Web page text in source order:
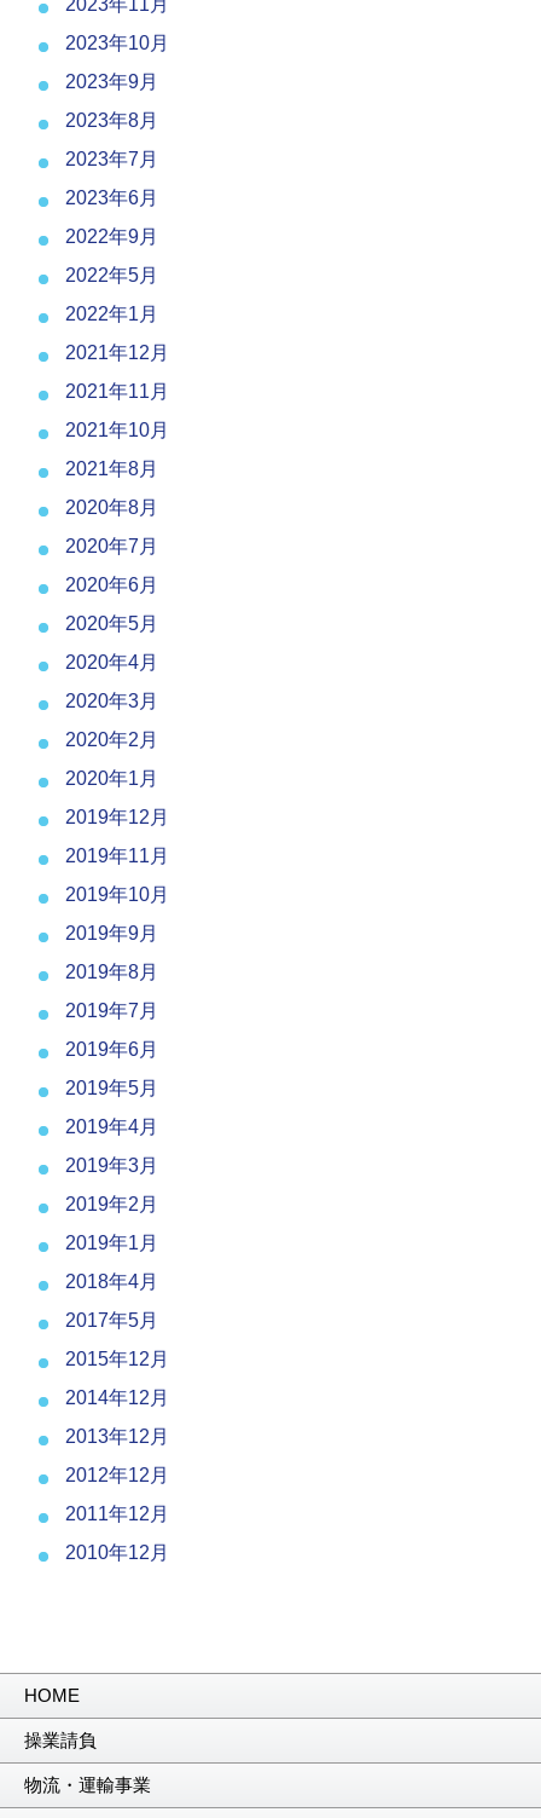
2023年11月
2023年10月
2023年9月
2023年8月
2023年7月
2023年6月
2022年9月
2022年5月
2022年1月
2021年12月
2021年11月
2021年10月
2021年8月
2020年8月
2020年7月
2020年6月
2020年5月
2020年4月
2020年3月
2020年2月
2020年1月
2019年12月
2019年11月
2019年10月
2019年9月
2019年8月
2019年7月
2019年6月
2019年5月
2019年4月
2019年3月
2019年2月
2019年1月
2018年4月
2017年5月
2015年12月
2014年12月
2013年12月
2012年12月
2011年12月
2010年12月
HOME
操業請負
物流・運輸事業